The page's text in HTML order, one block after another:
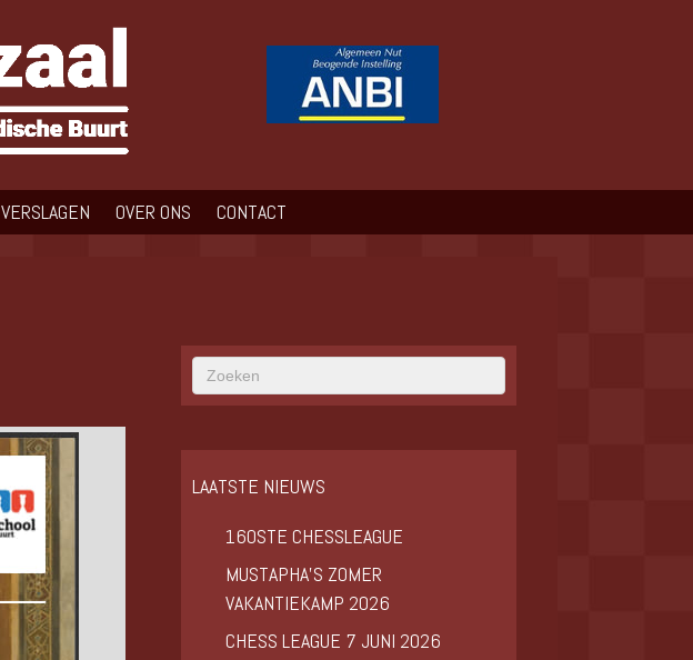
VERSLAGEN OVER ONS CONTACT
LAATSTE NIEUWS
160STE CHESSLEAGUE
MUSTAPHA’S ZOMER
VAKANTIEKAMP 2026
CHESS LEAGUE 7 JUNI 2026